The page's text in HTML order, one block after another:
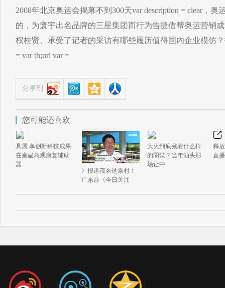
2008年北京奥运会揭幕不到300天var description = clear，
的，为寰宇出名品牌的三星集团而行为告捷借帮奥运营销
权桂贤、承受了记者的采访有哪些履历值得国内企业模仿
= var th;url var =
分享到
您可能还喜欢
具展 享创新科技成果
在秦皇岛观康复辅助
器
》报道茂名这条村！
广东台《今日关注
大火到底藏着什么样
的阴谋？当年汕头那
场让中
释
直